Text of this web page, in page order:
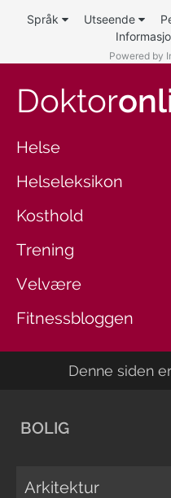
Språk Utseende
Powered by
Doktor
Helse
Helseleksikon
Kosthold
Trening
Velvære
Fitnessbloggen
Denne siden
BOLIG
Arkitektur